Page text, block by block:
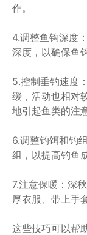
作。
4.调整鱼钩深度
深度，以确保鱼
5.控制垂钓速度
缓，活动也相对
地引起鱼类的注意
6.调整钓饵和钓
组，以提高钓鱼
7.注意保暖：深
厚衣服、带上手
这些技巧可以帮